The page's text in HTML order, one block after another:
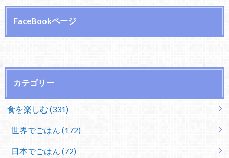
FaceBookページ
カテゴリー
食を楽しむ (331)
世界でごはん (172)
日本でごはん (72)